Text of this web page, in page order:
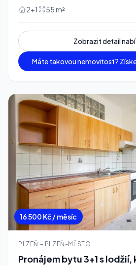
2+1 55 m²
Zobrazit detail
Máte takovou nemovitost?
16 500 Kč / měsíc
PLZEŇ – PLZEŇ-MĚSTO
Pronájem bytu 3+1 s